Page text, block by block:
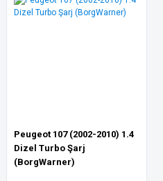
Peugeot 107 (2002-2010) 1.4
Dizel Turbo Şarj
(BorgWarner)